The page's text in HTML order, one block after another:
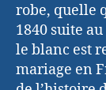
robe, quelle
1840 suite
le blanc est
mariage en